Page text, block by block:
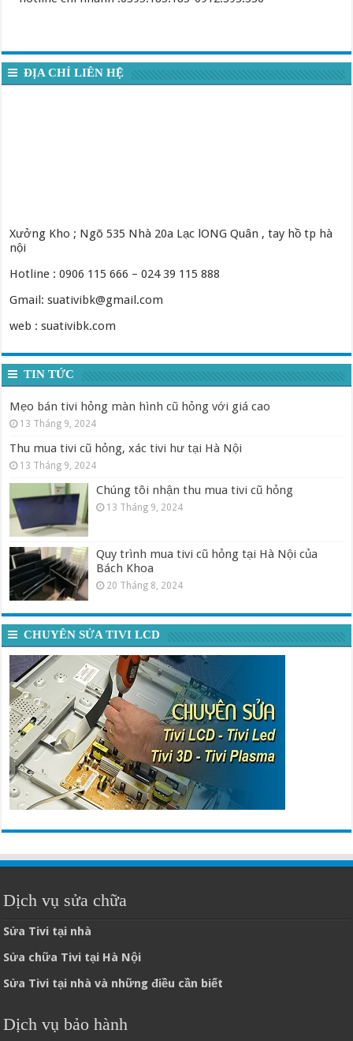
ĐỊA CHỈ LIÊN HỆ
Xưởng Kho ; Ngõ 535 Nhà 20a Lạc lONG Quân , tay hồ tp hà
nội
Hotline : 0906 115 666 – 024 39 115 888
Gmail: suativibk@gmail.com
web : suativibk.com
TIN TỨC
Mẹo bán tivi hỏng màn hình cũ hỏng với giá cao
13 Tháng 9, 2024
Thu mua tivi cũ hỏng, xác tivi hư tại Hà Nội
13 Tháng 9, 2024
Chúng tôi nhận thu mua tivi cũ hỏng
13 Tháng 9, 2024
Quy trình mua tivi cũ hỏng tại Hà Nội của
Bách Khoa
20 Tháng 8, 2024
CHUYÊN SỬA TIVI LCD
Dịch vụ sửa chữa
Sửa Tivi tại nhà
Sửa chữa Tivi tại Hà Nội
Sửa Tivi tại nhà và những điều cần biết
Dịch vụ bảo hành